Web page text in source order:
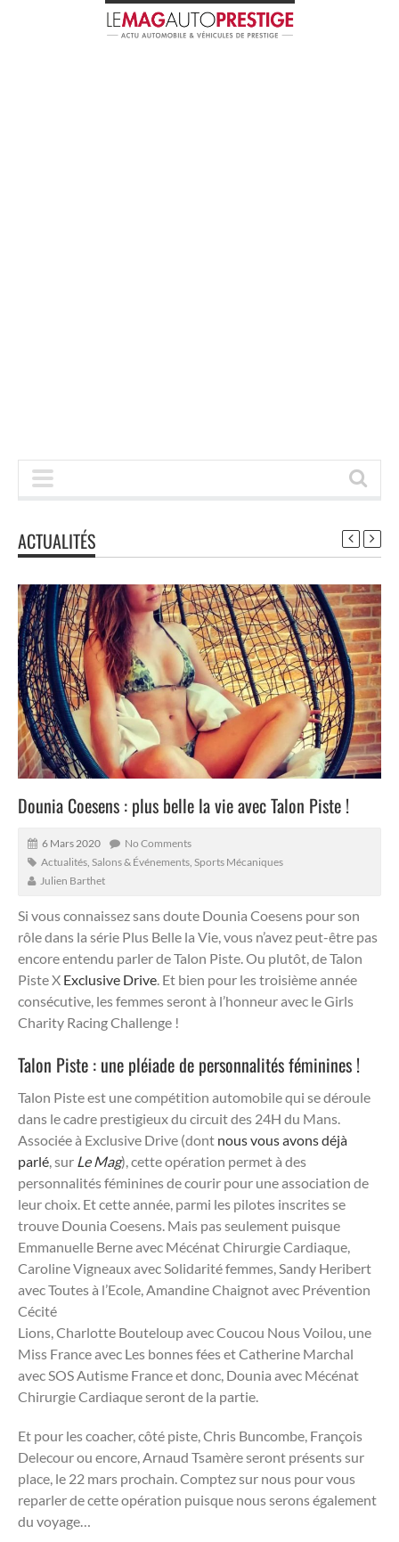
ACTUALITÉS
Dounia Coesens : plus belle la vie avec Talon Piste !
6 Mars 2020
No Comments
Actualités Salons & Événements Sports Mécaniques
Julien Barthet
Si vous connaissez sans doute Dounia Coesens pour son
rôle dans la série Plus Belle la Vie, vous n’avez peut-être pas
encore entendu parler de Talon Piste. Ou plutôt, de Talon
Piste X Exclusive Drive. Et bien pour les troisième année
consécutive, les femmes seront à l’honneur avec le Girls
Charity Racing Challenge !
Talon Piste : une pléiade de personnalités féminines !
Talon Piste est une compétition automobile qui se déroule
dans le cadre prestigieux du circuit des 24H du Mans.
Associée à Exclusive Drive (dont nous vous avons déjà
parlé, sur Le Mag), cette opération permet à des
personnalités féminines de courir pour une association de
leur choix. Et cette année, parmi les pilotes inscrites se
trouve Dounia Coesens. Mais pas seulement puisque
Emmanuelle Berne avec Mécénat Chirurgie Cardiaque,
Caroline Vigneaux avec Solidarité femmes, Sandy Heribert
avec Toutes à l’Ecole, Amandine Chaignot avec Prévention
Cécité
Lions, Charlotte Bouteloup avec Coucou Nous Voilou, une
Miss France avec Les bonnes fées et Catherine Marchal
avec SOS Autisme France et donc, Dounia avec Mécénat
Chirurgie Cardiaque seront de la partie.
Et pour les coacher, côté piste, Chris Buncombe, François
Delecour ou encore, Arnaud Tsamère seront présents sur
place, le 22 mars prochain. Comptez sur nous pour vous
reparler de cette opération puisque nous serons également
du voyage…